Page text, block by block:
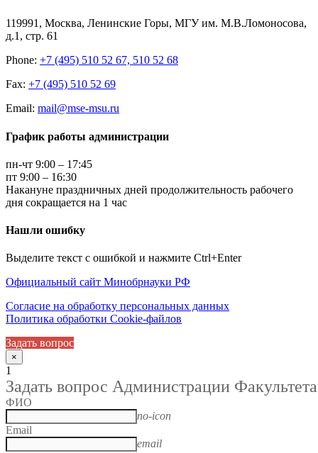
119991, Москва, Ленинские Горы, МГУ им. М.В.Ломоносова,
д.1, стр. 61
Phone: +7 (495) 510 52 67, 510 52 68
Fax: +7 (495) 510 52 69
Email: mail@mse-msu.ru
График работы администрации
пн-чт 9:00 – 17:45
пт 9:00 – 16:30
Накануне праздничных дней продолжительность рабочего
дня сокращается на 1 час
Нашли ошибку
Выделите текст с ошибкой и нажмите Ctrl+Enter
Официальный сайт Минобрнауки РФ
Согласие на обработку персональных данных
Политика обработки Cookie-файлов
Задать вопрос
×
1
Задать вопрос Администрации Факультета
ФИО
no-icon
Email
email